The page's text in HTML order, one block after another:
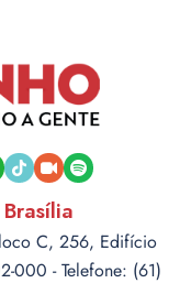
tiktokvideo-spotify
C, 256, Edifício
000 - Telefone: (61)